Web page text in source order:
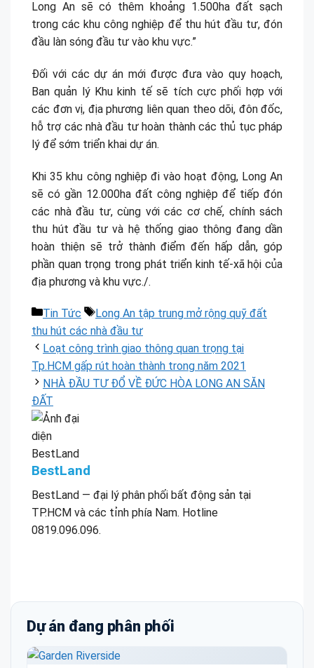
Long An sẽ có thêm khoảng 1.500ha đất sạch
trong các khu công nghiệp để thu hút đầu tư, đón
đầu làn sóng đầu tư vào khu vực.”
Đối với các dự án mới được đưa vào quy hoạch,
Ban quản lý Khu kinh tế sẽ tích cực phối hợp với
các đơn vị, địa phương liên quan theo dõi, đôn đốc,
hỗ trợ các nhà đầu tư hoàn thành các thủ tục pháp
lý để sớm triển khai dự án.
Khi 35 khu công nghiệp đi vào hoạt động, Long An
sẽ có gần 12.000ha đất công nghiệp để tiếp đón
các nhà đầu tư, cùng với các cơ chế, chính sách
thu hút đầu tư và hệ thống giao thông đang dần
hoàn thiện sẽ trở thành điểm đến hấp dẫn, góp
phần quan trọng trong phát triển kinh tế-xã hội của
địa phương và khu vực./.
Danh
mục
Tin Tức Thẻ
Long An tập trung mở rộng quỹ đất
thu hút các nhà đầu tư
Loạt công trình giao thông quan trọng tại
Tp.HCM gấp rút hoàn thành trong năm 2021
NHÀ ĐẦU TƯ ĐỔ VỀ ĐỨC HÒA LONG AN SĂN
ĐẤT
BestLand
BestLand — đại lý phân phối bất động sản tại
TP.HCM và các tỉnh phía Nam. Hotline
0819.096.096.
Dự án đang phân phối